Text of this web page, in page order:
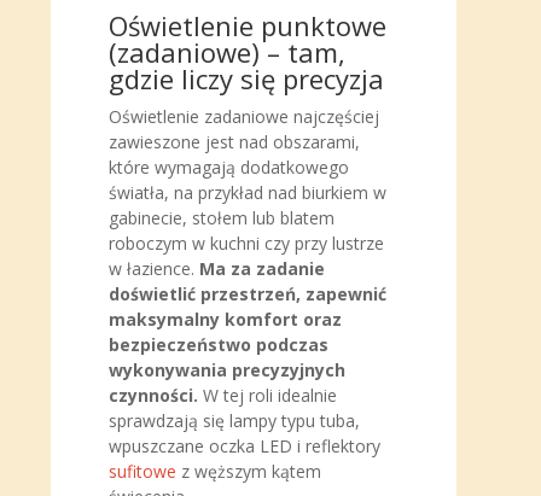
Oświetlenie punktowe
(zadaniowe) – tam,
gdzie liczy się precyzja
Oświetlenie zadaniowe najczęściej
zawieszone jest nad obszarami,
które wymagają dodatkowego
światła, na przykład nad biurkiem w
gabinecie, stołem lub blatem
roboczym w kuchni czy przy lustrze
w łazience. Ma za zadanie
doświetlić przestrzeń, zapewnić
maksymalny komfort oraz
bezpieczeństwo podczas
wykonywania precyzyjnych
czynności. W tej roli idealnie
sprawdzają się lampy typu tuba,
wpuszczane oczka LED i reflektory
sufitowe z węższym kątem